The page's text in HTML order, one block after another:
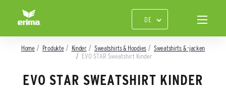
Home Produkte Kinder Sweatshirts & Hoodies
Sweatshirts & -jacken
EVO STAR Sweatshirt Kinder
EVO STAR SWEATSHIRT KINDER